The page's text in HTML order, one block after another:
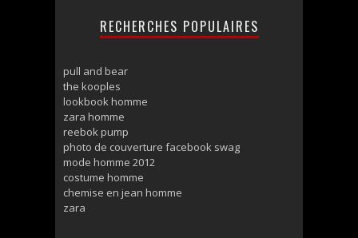
RECHERCHES POPULAIRES
pull and bear
the kooples
lookbook homme
zara homme
reebok pump
photo de couverture facebook swag
mode homme 2012
costume homme
chemise en jean homme
zara